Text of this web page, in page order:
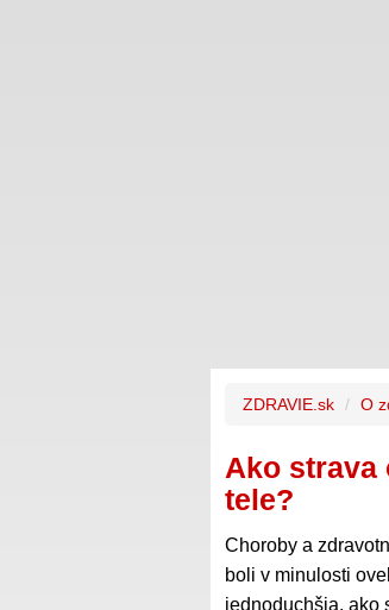
ZDRAVIE.sk O
Ako strava
tele?
Choroby a
boli v minulosti
jednoduchšia, ako